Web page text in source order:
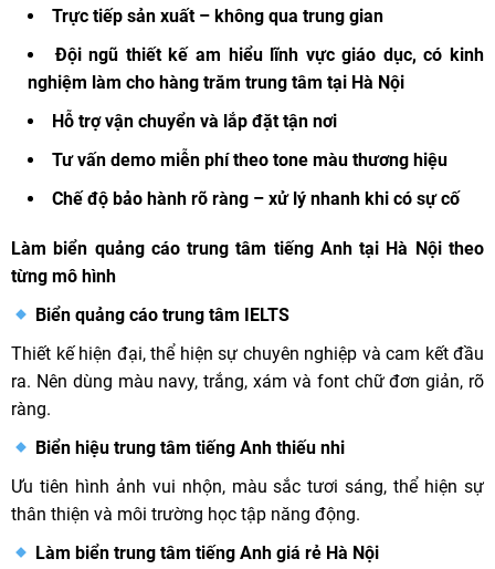
Trực tiếp sản xuất – không qua trung gian
Đội ngũ thiết kế am hiểu lĩnh vực giáo dục, có kinh
nghiệm làm cho hàng trăm trung tâm tại Hà Nội
Hỗ trợ vận chuyển và lắp đặt tận nơi
Tư vấn demo miễn phí theo tone màu thương hiệu
Chế độ bảo hành rõ ràng – xử lý nhanh khi có sự cố
Làm biển quảng cáo trung tâm tiếng Anh tại Hà Nội theo
từng mô hình
Biển quảng cáo trung tâm IELTS
Thiết kế hiện đại, thể hiện sự chuyên nghiệp và cam kết đầu
ra. Nên dùng màu navy, trắng, xám và font chữ đơn giản, rõ
ràng.
Biển hiệu trung tâm tiếng Anh thiếu nhi
Ưu tiên hình ảnh vui nhộn, màu sắc tươi sáng, thể hiện sự
thân thiện và môi trường học tập năng động.
Làm biển trung tâm tiếng Anh giá rẻ Hà Nội